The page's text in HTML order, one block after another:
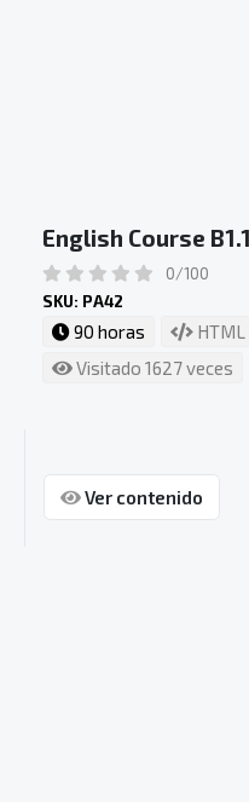
English Course B1.1
0/100
SKU: PA42
90 horas
Visitado 1627 veces
Ver contenido